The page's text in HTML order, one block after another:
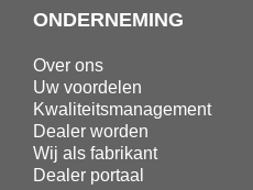
ONDERNEMING
Over ons
Uw voordelen
Kwaliteitsmanagement
Dealer worden
Wij als fabrikant
Dealer portaal